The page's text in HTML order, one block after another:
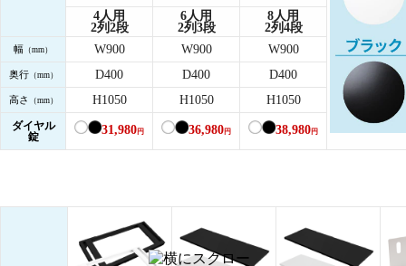
4人用
2列2段
6人用
2列3段
8人用
2列4段
幅 （mm） W900 W900 W900
奥行（mm） D400 D400 D400
高さ （mm） H1050 H1050 H1050
ダイヤル
錠
31,980円 36,980円 38,980円